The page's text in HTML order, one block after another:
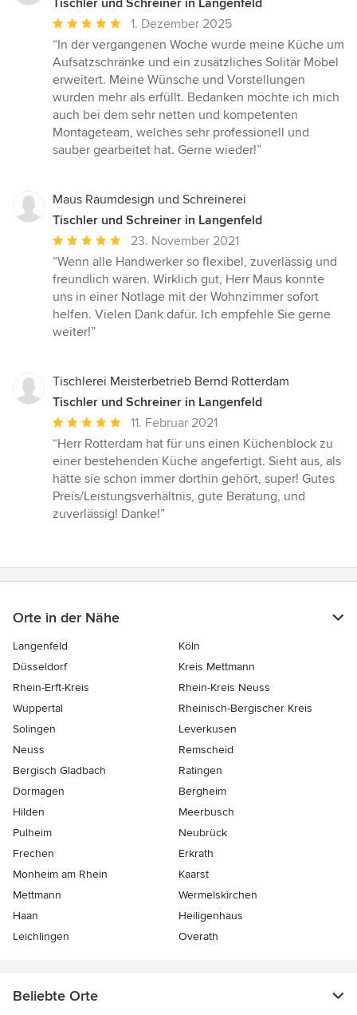
Tischler und Schreiner in Langenfeld
Durchschnittliche
Bewertung:
5
von
5
Sternen
1. Dezember 2025
“In der vergangenen Woche wurde meine Küche um
Aufsatzschränke und ein zusätzliches Solitär Möbel
erweitert. Meine Wünsche und Vorstellungen
wurden mehr als erfüllt. Bedanken möchte ich mich
auch bei dem sehr netten und kompetenten
Montageteam, welches sehr professionell und
sauber gearbeitet hat. Gerne wieder!”
Maus Raumdesign und Schreinerei
Tischler und Schreiner in Langenfeld
Durchschnittliche
Bewertung:
5
von
5
Sternen
23. November 2021
“Wenn alle Handwerker so flexibel, zuverlässig und
freundlich wären. Wirklich gut, Herr Maus konnte
uns in einer Notlage mit der Wohnzimmer sofort
helfen. Vielen Dank dafür. Ich empfehle Sie gerne
weiter!”
Tischlerei Meisterbetrieb Bernd Rotterdam
Tischler und Schreiner in Langenfeld
Durchschnittliche
Bewertung:
5
von
5
Sternen
11. Februar 2021
“Herr Rotterdam hat für uns einen Küchenblock zu
einer bestehenden Küche angefertigt. Sieht aus, als
hätte sie schon immer dorthin gehört, super! Gutes
Preis/Leistungsverhältnis, gute Beratung, und
zuverlässig! Danke!”
Orte in der Nähe
Langenfeld
Köln
Düsseldorf
Kreis Mettmann
Rhein-Erft-Kreis
Rhein-Kreis Neuss
Wuppertal
Rheinisch-Bergischer Kreis
Solingen
Leverkusen
Neuss
Remscheid
Bergisch Gladbach
Ratingen
Dormagen
Bergheim
Hilden
Meerbusch
Pulheim
Neubrück
Frechen
Erkrath
Monheim am Rhein
Kaarst
Mettmann
Wermelskirchen
Haan
Heiligenhaus
Leichlingen
Overath
Beliebte Orte